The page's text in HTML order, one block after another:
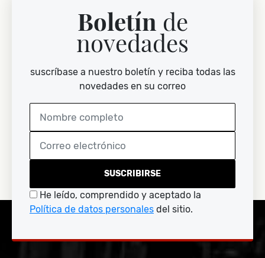
Boletín de
novedades
suscríbase a nuestro boletín y reciba todas las
novedades en su correo
SUSCRIBIRSE
He leído, comprendido y aceptado la
Política de datos personales del sitio.